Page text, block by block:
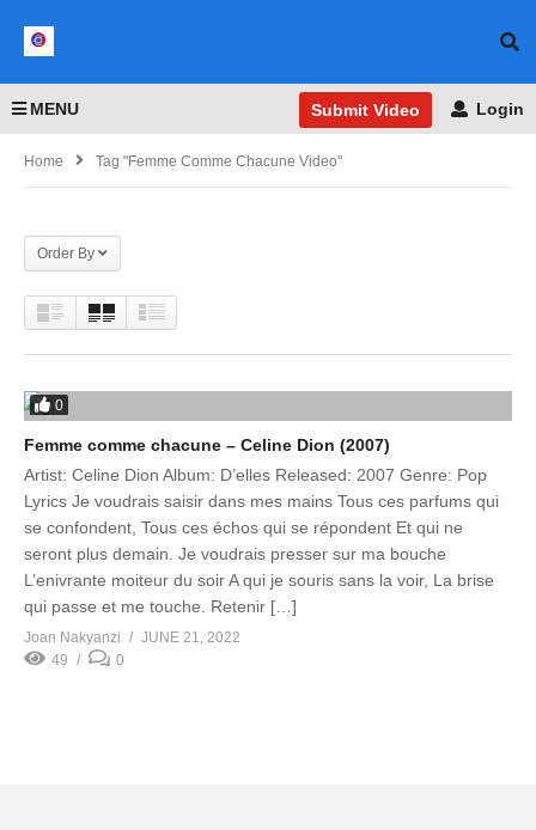
MENU Submit Video Login
Home Tag "Femme Comme Chacune Video"
Order By
0
Femme comme chacune – Celine Dion (2007)
Artist: Celine Dion Album: D’elles Released: 2007 Genre: Pop
Lyrics Je voudrais saisir dans mes mains Tous ces parfums qui
se confondent, Tous ces échos qui se répondent Et qui ne
seront plus demain. Je voudrais presser sur ma bouche
L’enivrante moiteur du soir A qui je souris sans la voir, La brise
qui passe et me touche. Retenir […]
Joan Nakyanzi
JUNE 21, 2022
49
0